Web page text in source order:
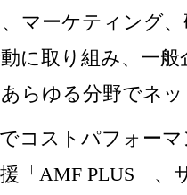
マーケティング
に取り組み、一
らゆる分野でネ
コストパフォー
「AMF PLUS」、